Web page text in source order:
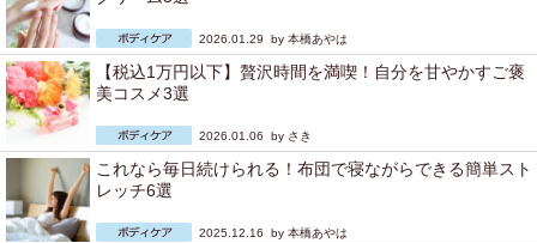
2026.01.29 by 本橋あやは
【税込1万円以下】贅沢時間を満喫！自分を甘やかすご褒
美コスメ3選
2026.01.06 by さき
これなら毎日続けられる！布団で寝ながらできる簡単スト
レッチ6選
2025.12.16 by 本橋あやは